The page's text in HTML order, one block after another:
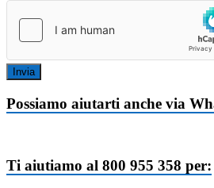
Invia
Possiamo aiutarti anche via
Ti aiutiamo al 800 955 358 per: